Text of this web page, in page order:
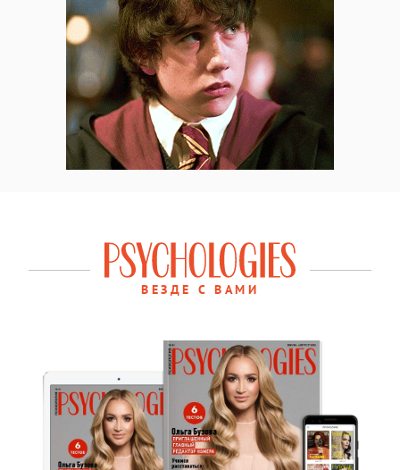
ВЕЗДЕ С ВАМИ